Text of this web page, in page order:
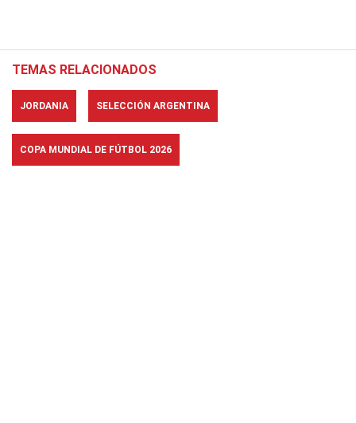
TEMAS RELACIONADOS
JORDANIA SELECCIÓN ARGENTINA
COPA MUNDIAL DE FÚTBOL 2026